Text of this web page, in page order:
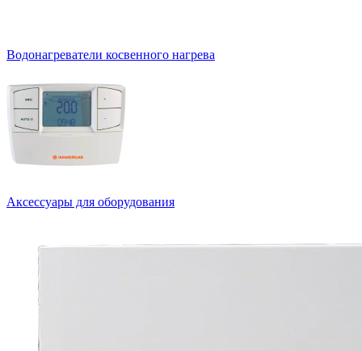
Водонагреватели косвенного нагрева
Аксессуары для оборудования